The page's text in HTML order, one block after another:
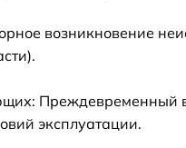
усилителя HTI HT-
возникновение
Преждевременный
эксплуатации.